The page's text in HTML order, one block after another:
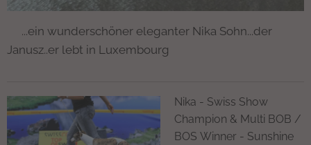
🧡...ein wunderschöner eleganter Nika Sohn...der
Janusz..er lebt in Luxembourg
Nika - Swiss Show
Champion & Multi BOB /
BOS Winner - Sunshine